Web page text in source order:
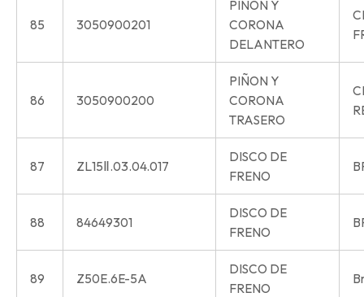
85 3050900201
PIÑON Y
CORONA
DELANTERO
86 3050900200
PIÑON Y
CORONA
TRASERO
87 ZL15Ⅱ.03.04.017
DISCO DE
FRENO
88 84649301
DISCO DE
FRENO
89 Z50E.6E-5A
DISCO DE
FRENO